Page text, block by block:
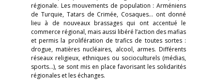
régionale. Les mouvements de population : Arméniens
de Turquie, Tatars de Crimée, Cosaques… ont donné
lieu à de nouveaux brassages qui ont accentué le
commerce régional, mais aussi libéré l’action des mafias
et permis la prolifération de trafics de toutes sortes :
drogue, matières nucléaires, alcool, armes. Différents
réseaux religieux, ethniques ou socioculturels (médias,
sports…), se sont mis en place favorisant les solidarités
régionales et les échanges.